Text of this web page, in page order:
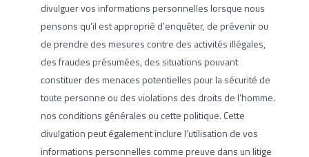
divulguer vos informations personnelles lorsque nous
pensons qu’il est approprié d’enquêter, de prévenir ou
de prendre des mesures contre des activités illégales,
des fraudes présumées, des situations pouvant
constituer des menaces potentielles pour la sécurité de
toute personne ou des violations des droits de l’homme.
nos conditions générales ou cette politique. Cette
divulgation peut également inclure l’utilisation de vos
informations personnelles comme preuve dans un litige